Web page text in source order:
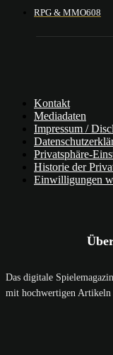
RPG & MMO608
Kontakt
Mediadaten
Impressum /
Privatsphäre-
Historie der
Einwilligungen
Das digitale
mit hochwertigen Artikeln